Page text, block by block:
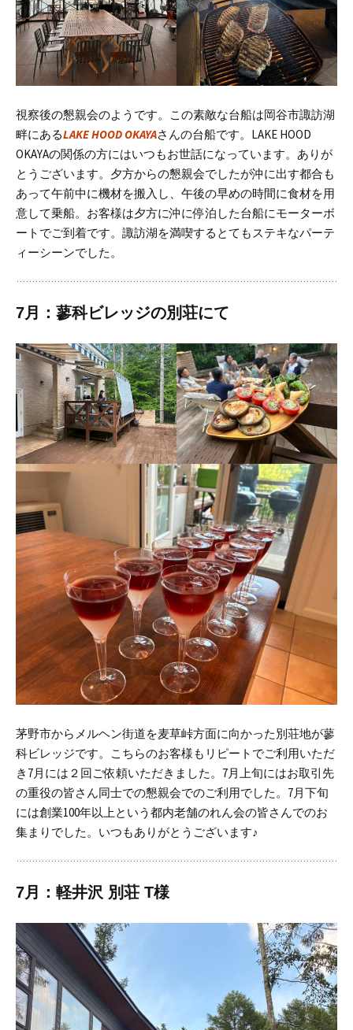
視察後の懇親会のようです。
この素敵な台船は岡谷市諏訪湖
畔にあるLAKE HOOD OKAYAさんの台船です。 LAKE HOOD
OKAYAの関係の方にはいつもお世話になっています。ありが
とうございます。 夕方からの懇親会でしたが沖に出す都合も
あって午前中に機材を搬入し、午後の早めの時間に食材を用
意して乗船。お客様は夕方に沖に停泊した台船にモーターボ
ートでご到着です。 諏訪湖を満喫するとてもステキなパーテ
ィーシーンでした。
7月：蓼科ビレッジの別荘にて
茅野市からメルヘン街道を麦草峠方面に向かった別荘地が蓼
科ビレッジです。
こちらのお客様もリピートでご利用いただ
き7月には２回ご依頼いただきました。 7月上旬にはお取引先
の重役の皆さん同士での懇親会でのご利用でした。 7月下旬
には創業100年以上という都内老舗のれん会の皆さんでのお
集まりでした。 いつもありがとうございます♪
7月：軽井沢 別荘 T様